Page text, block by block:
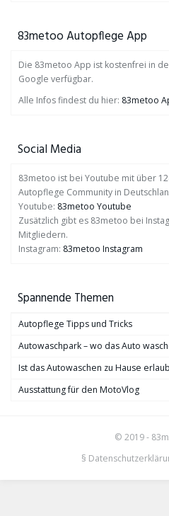
83metoo Autopflege App
Die 83metoo App ist kostenfrei in
Google verfügbar.
Alle Infos findest du hier: 83metoo
Social Media
83metoo ist bei Youtube mit über
Autopflege Community in
Youtube: 83metoo Youtube
Zusätzlich gibt es 83metoo bei
Mitgliedern.
Instagram: 83metoo Instagram
Spannende Themen
Autopflege Tipps und Tricks
Autowaschpark – wo das Auto
Ist das Autowaschen zu Hause
Ausstattung für den MotoVlog
© 2019 -
§